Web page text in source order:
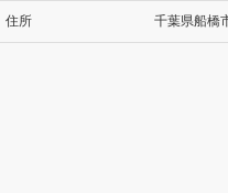
住所 千葉県船橋